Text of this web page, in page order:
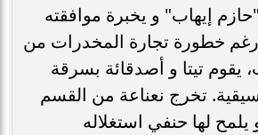
إيهاب" و يخبرة موافقته
خطورة تجارة المخدرات من
يقوم تيتا و أصدقائة بسرقة
تخرج نعناعة من القسم
يلمح لها حنفي استغلاله